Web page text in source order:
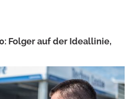
Folger auf der Ideallinie,